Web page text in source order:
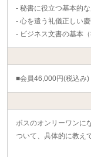
- 秘書に役立つ基本的
- 心を遣う礼儀正しい
- ビジネス文書の基本
■会員46,000円(税込
ボスのオンリーワンに
ついて、具体的に教え